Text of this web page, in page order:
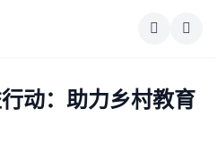
动：助力乡村教育